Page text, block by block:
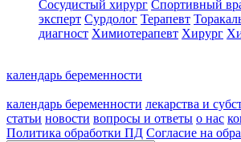
Сосудистый хирург Спортивный
эксперт Сурдолог Терапевт
диагност Химиотерапевт Хирург
календарь беременности
календарь беременности лекарства и
статьи новости вопросы и ответы о нас
Политика обработки ПД Согласие на